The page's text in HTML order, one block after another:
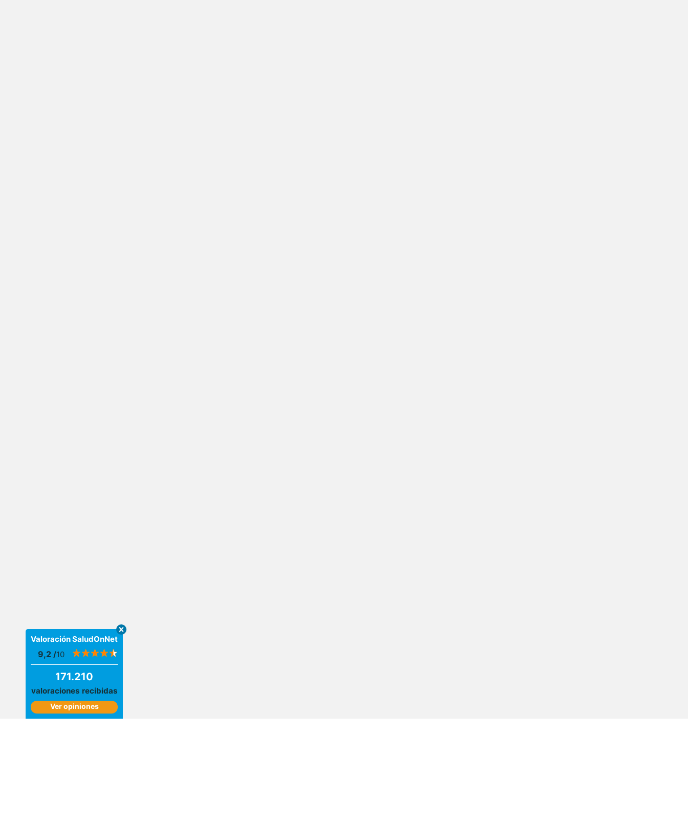
Valoración SaludOnNet
9,2 /10
171.210
valoraciones recibidas
Ver opiniones